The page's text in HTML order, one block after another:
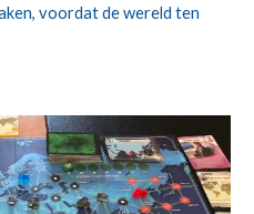
voordat de wereld ten